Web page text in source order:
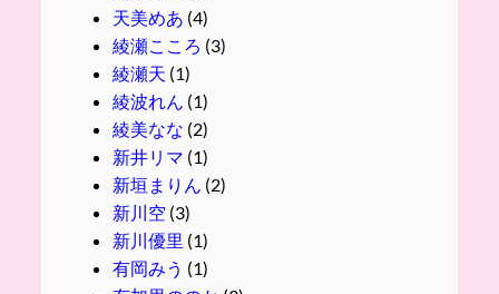
天美めあ (4)
綾瀬こころ (3)
綾瀬天 (1)
綾波れん (1)
綾美なな (2)
新井リマ (1)
新垣まりん (2)
新川空 (3)
新川優里 (1)
有岡みう (1)